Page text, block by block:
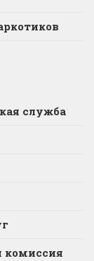
служба
комиссия